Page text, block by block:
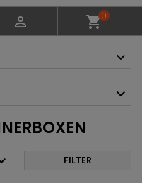
 shopping_cart0
FILTER